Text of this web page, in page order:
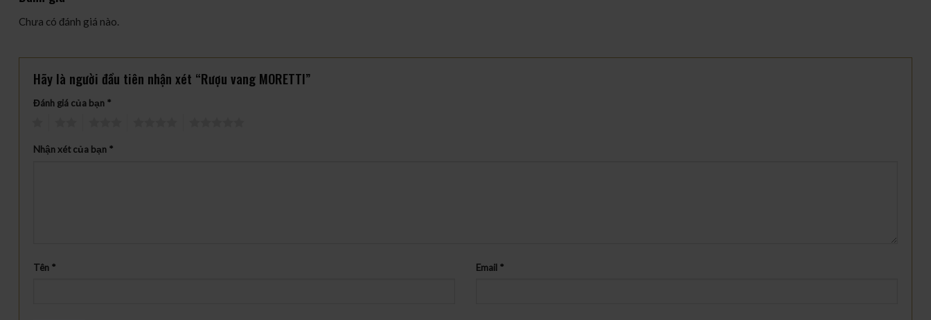
Chưa có đánh giá nào.
Hãy là người đầu tiên nhận xét “Rượu vang MORETTI”
Đánh giá của bạn *
Nhận xét của bạn *
Tên * Email *